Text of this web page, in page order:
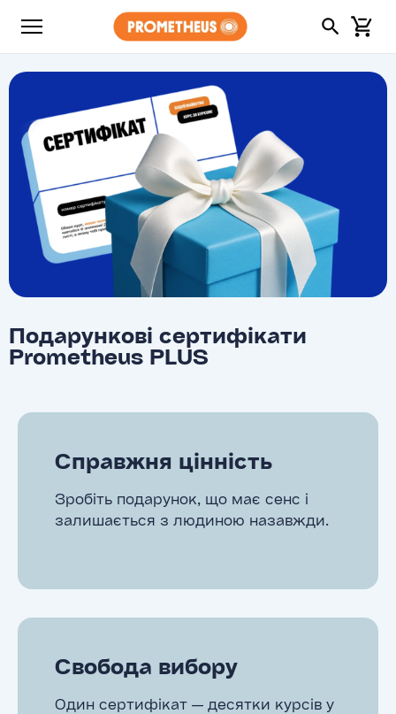
Подарункові сертифікати
Prometheus PLUS
Справжня цінність
Зробіть подарунок, що має сенс і
залишається з людиною назавжди.
Свобода вибору
Один сертифікат — десятки курсів у